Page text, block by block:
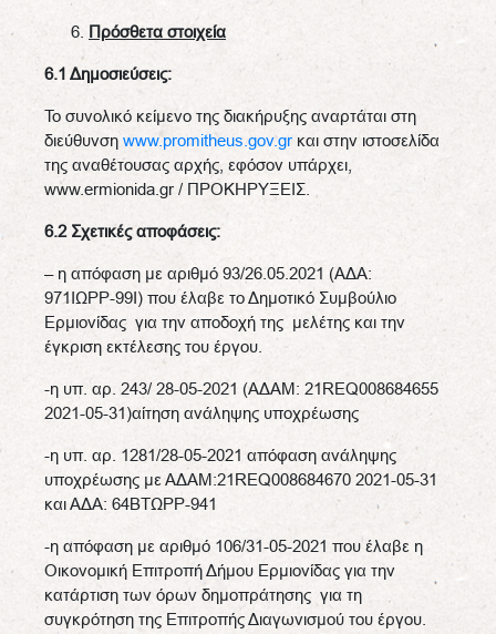
Πρόσθετα στοιχεία
6.1 Δημοσιεύσεις:
Το συνολικό κείμενο της διακήρυξης αναρτάται στη
διεύθυνση www.promitheus.gov.gr και στην ιστοσελίδα
της αναθέτουσας αρχής, εφόσον υπάρχει,
www.ermionida.gr / ΠΡΟΚΗΡΥΞΕΙΣ.
6.2 Σχετικές αποφάσεις:
– η απόφαση με αριθμό 93/26.05.2021 (ΑΔΑ:
971ΙΩΡΡ-99Ι) που έλαβε το Δημοτικό Συμβούλιο
Ερμιονίδας για την αποδοχή της μελέτης και την
έγκριση εκτέλεσης του έργου.
-η υπ. αρ. 243/ 28-05-2021 (ΑΔΑΜ: 21REQ008684655
2021-05-31)αίτηση ανάληψης υποχρέωσης
-η υπ. αρ. 1281/28-05-2021 απόφαση ανάληψης
υποχρέωσης με ΑΔΑΜ:21REQ008684670 2021-05-31
και ΑΔΑ: 64ΒΤΩΡΡ-941
-η απόφαση με αριθμό 106/31-05-2021 που έλαβε η
Οικονομική Επιτροπή Δήμου Ερμιονίδας για την
κατάρτιση των όρων δημοπράτησης για τη
συγκρότηση της Επιτροπής Διαγωνισμού του έργου.